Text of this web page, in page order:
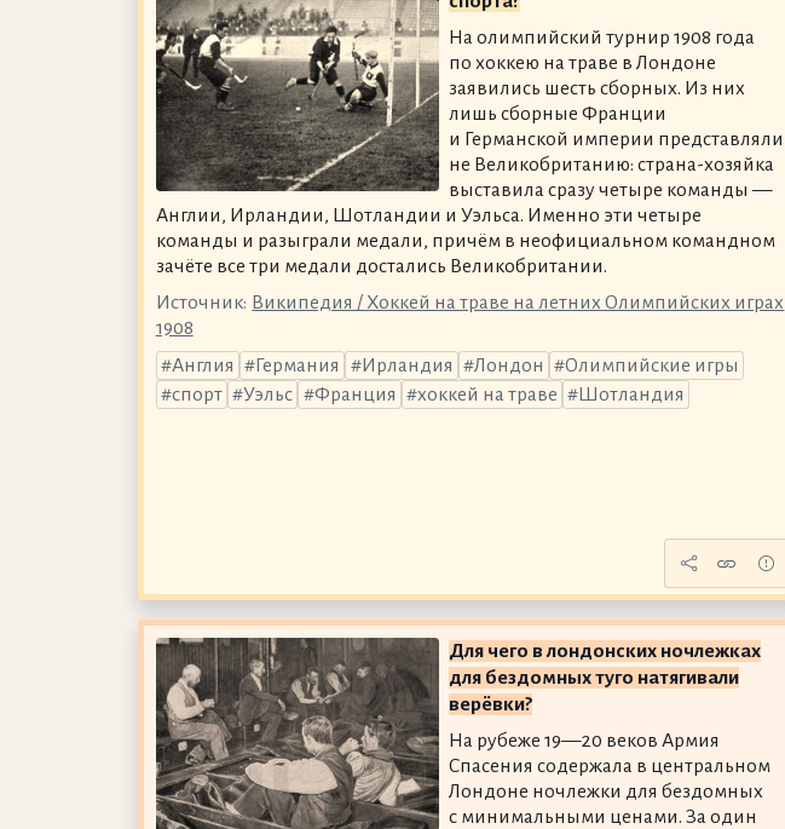
На олимпийский турнир 1908 года
по хоккею на траве в Лондоне
заявились шесть сборных. Из них
лишь сборные Франции
и Германской империи представляли
не Великобританию: страна-хозяйка
выставила сразу четыре команды —
Англии, Ирландии, Шотландии и Уэльса. Именно эти четыре
команды и разыграли медали, причём в неофициальном командном
зачёте все три медали достались Великобритании.
Источник: Википедия / Хоккей на траве на летних Олимпийских играх
1908
Англия
Германия Ирландия Лондон
Олимпийские игры
спорт
Уэльс Франция хоккей на траве Шотландия
Для чего в лондонских ночлежках
для бездомных туго натягивали
верёвки?
На рубеже 19—20 веков Армия
Спасения содержала в центральном
Лондоне ночлежки для бездомных
с минимальными ценами. За один